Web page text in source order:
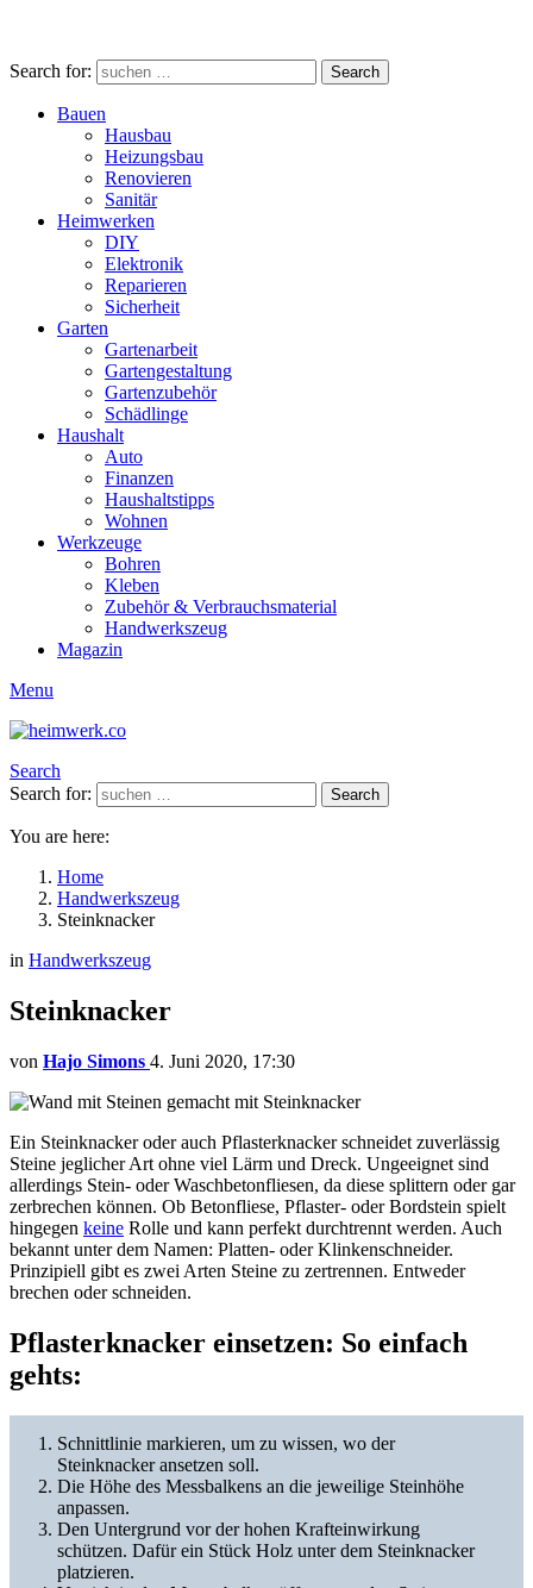
Search for: Search
Bauen
Hausbau
Heizungsbau
Renovieren
Sanitär
Heimwerken
DIY
Elektronik
Reparieren
Sicherheit
Garten
Gartenarbeit
Gartengestaltung
Gartenzubehör
Schädlinge
Haushalt
Auto
Finanzen
Haushaltstipps
Wohnen
Werkzeuge
Bohren
Kleben
Zubehör & Verbrauchsmaterial
Handwerkszeug
Magazin
Menu
Search
Search for:
Search
You are here:
Home
Handwerkszeug
Steinknacker
in Handwerkszeug
Steinknacker
von Hajo Simons 4. Juni 2020, 17:30
Ein Steinknacker oder auch Pflasterknacker schneidet zuverlässig
Steine jeglicher Art ohne viel Lärm und Dreck. Ungeeignet sind
allerdings Stein- oder Waschbetonfliesen, da diese splittern oder gar
zerbrechen können. Ob Betonfliese, Pflaster- oder Bordstein spielt
hingegen keine Rolle und kann perfekt durchtrennt werden. Auch
bekannt unter dem Namen: Platten- oder Klinkenschneider.
Prinzipiell gibt es zwei Arten Steine zu zertrennen. Entweder
brechen oder schneiden.
Pflasterknacker einsetzen: So einfach
gehts:
Schnittlinie markieren, um zu wissen, wo der
Steinknacker ansetzen soll.
Die Höhe des Messbalkens an die jeweilige Steinhöhe
anpassen.
Den Untergrund vor der hohen Krafteinwirkung
schützen. Dafür ein Stück Holz unter dem Steinknacker
platzieren.